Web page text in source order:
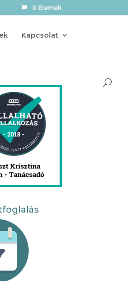
0 Elemek
Kapcsolat